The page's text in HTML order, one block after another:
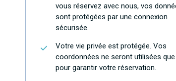
vous réservez avec nous, vos
sont protégées par une connexion
sécurisée.
Votre vie privée est protégée. Vos
coordonnées ne seront utilisées que
pour garantir votre réservation.